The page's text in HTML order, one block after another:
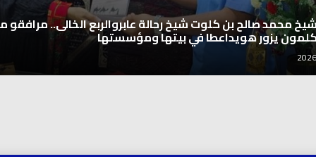
محمد صالح بن كلوت شيخ رحالة عابروالربع الخالى.. مرافقو
يزور هويداعطا في بيتها ومؤسستها